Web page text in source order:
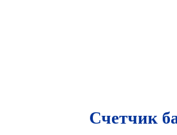
Счетчик